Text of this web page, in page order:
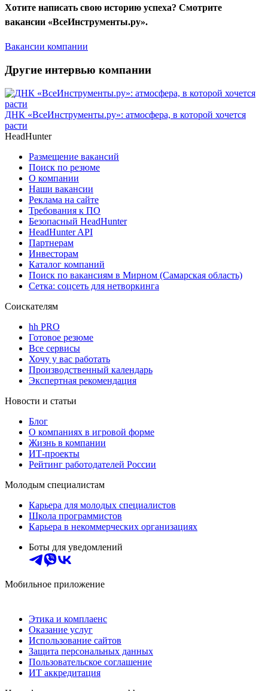
Хотите написать свою историю успеха? Смотрите
вакансии «ВсеИнструменты.ру».
Вакансии компании
Другие интервью компании
ДНК «ВсеИнструменты.ру»: атмосфера, в которой хочется
расти
HeadHunter
Размещение вакансий
Поиск по резюме
О компании
Наши вакансии
Реклама на сайте
Требования к ПО
Безопасный HeadHunter
HeadHunter API
Партнерам
Инвесторам
Каталог компаний
Поиск по вакансиям в Мирном (Самарская область)
Сетка: соцсеть для нетворкинга
Соискателям
hh PRO
Готовое резюме
Все сервисы
Хочу у вас работать
Производственный календарь
Экспертная рекомендация
Новости и статьи
Блог
О компаниях в игровой форме
Жизнь в компании
ИТ-проекты
Рейтинг работодателей России
Молодым специалистам
Карьера для молодых специалистов
Школа программистов
Карьера в некоммерческих организациях
Боты для уведомлений
Мобильное приложение
Этика и комплаенс
Оказание услуг
Использование сайтов
Защита персональных данных
Пользовательское соглашение
ИТ аккредитация